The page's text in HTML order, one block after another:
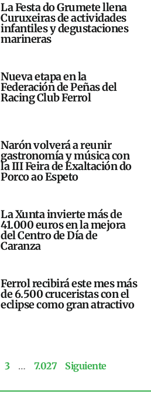
La Festa do Grumete llena
Curuxeiras de actividades
infantiles y degustaciones
marineras
Nueva etapa en la
Federación de Peñas del
Racing Club Ferrol
Narón volverá a reunir
gastronomía y música con
la III Feira de Exaltación do
Porco ao Espeto
La Xunta invierte más de
41.000 euros en la mejora
del Centro de Día de
Caranza
Ferrol recibirá este mes más
de 6.500 cruceristas con el
eclipse como gran atractivo
3 … 7.027 Siguiente